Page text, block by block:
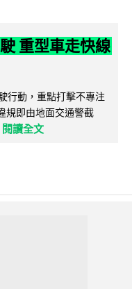
重型車走快線
行動，重點打擊不專注
規即由地面交通警截
閱讀全文